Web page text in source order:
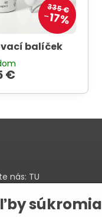
335 €
17%
balíček
€
nás: TU
súkromia